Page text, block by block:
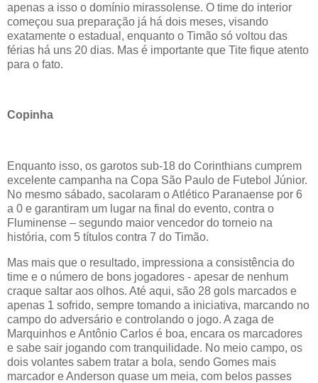
apenas a isso o domínio mirassolense. O time do interior
começou sua preparação já há dois meses, visando
exatamente o estadual, enquanto o Timão só voltou das
férias há uns 20 dias. Mas é importante que Tite fique atento
para o fato.
Copinha
Enquanto isso, os garotos sub-18 do Corinthians cumprem
excelente campanha na Copa São Paulo de Futebol Júnior.
No mesmo sábado, sacolaram o Atlético Paranaense por 6
a 0 e garantiram um lugar na final do evento, contra o
Fluminense – segundo maior vencedor do torneio na
história, com 5 títulos contra 7 do Timão.
Mas mais que o resultado, impressiona a consistência do
time e o número de bons jogadores - apesar de nenhum
craque saltar aos olhos. Até aqui, são 28 gols marcados e
apenas 1 sofrido, sempre tomando a iniciativa, marcando no
campo do adversário e controlando o jogo. A zaga de
Marquinhos e Antônio Carlos é boa, encara os marcadores
e sabe sair jogando com tranquilidade. No meio campo, os
dois volantes sabem tratar a bola, sendo Gomes mais
marcador e Anderson quase um meia, com belos passes